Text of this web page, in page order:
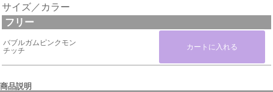
サイズ／カラー
フリー
バブルガムピンクモン
チッチ
商品説明